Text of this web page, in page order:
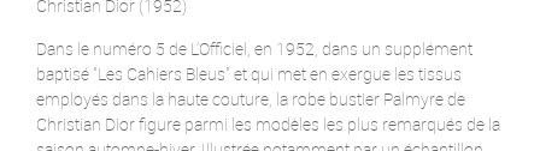
Christian Dior (1952)
Dans le numéro 5 de L’Officiel, en 1952, dans un supplément
baptisé "Les Cahiers Bleus" et qui met en exergue les tissus
employés dans la haute couture, la robe bustier Palmyre de
Christian Dior figure parmi les modèles les plus remarqués de la